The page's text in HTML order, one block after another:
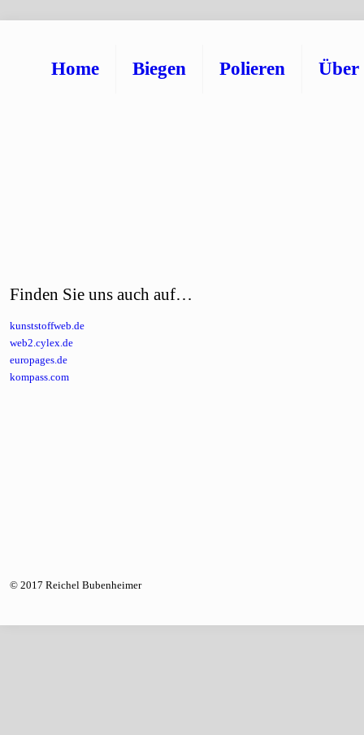
Home Biegen Polieren Über
Finden Sie uns auch auf…
kunststoffweb.de
web2.cylex.de
europages.de
kompass.com
© 2017 Reichel Bubenheimer